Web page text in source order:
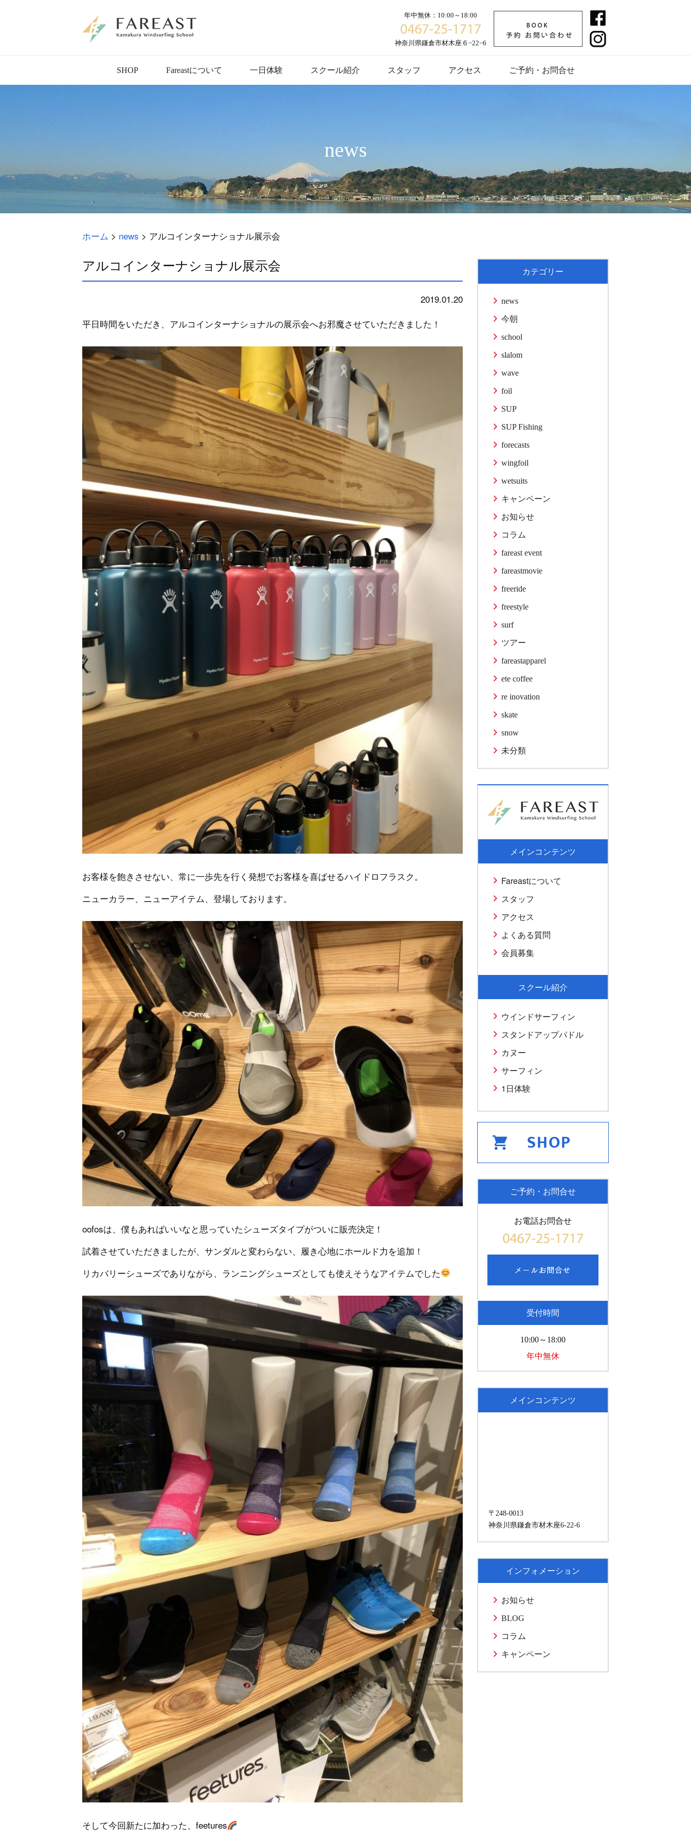
年中無休：10:00～18:00
神奈川県鎌倉市材木座６−22−6
SHOP Fareastについて 一日体験 スクール紹介 スタッフ アクセス ご予約・お問合せ
news
ホーム > news > アルコインターナショナル展示会
アルコインターナショナル展示会
2019.01.20
平日時間をいただき、アルコインターナショナルの展示会へお邪魔させていただきました！
お客様を飽きさせない、常に一歩先を行く発想でお客様を喜ばせるハイドロフラスク。
ニューカラー、ニューアイテム、登場しております。
oofosは、僕もあればいいなと思っていたシューズタイプがついに販売決定！
試着させていただきましたが、サンダルと変わらない、履き心地にホールド力を追加！
リカバリーシューズでありながら、ランニングシューズとしても使えそうなアイテムでした
そして今回新たに加わった、feetures
カテゴリー
news
今朝
school
slalom
wave
foil
SUP
SUP Fishing
forecasts
wingfoil
wetsuits
キャンペーン
お知らせ
コラム
fareast event
fareastmovie
freeride
freestyle
surf
ツアー
fareastapparel
ete coffee
re inovation
skate
snow
未分類
メインコンテンツ
Fareastについて
スタッフ
アクセス
よくある質問
会員募集
スクール紹介
ウインドサーフィン
スタンドアップパドル
カヌー
サーフィン
1日体験
ご予約・お問合せ
お電話お問合せ
受付時間
10:00～18:00
年中無休
メインコンテンツ
〒248-0013
神奈川県鎌倉市材木座6-22-6
インフォメーション
お知らせ
BLOG
コラム
キャンペーン